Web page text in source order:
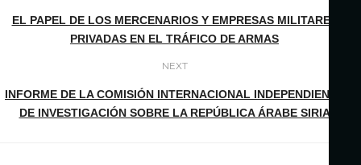
EL PAPEL DE LOS MERCENARIOS Y EMPRESAS MILITARES
PRIVADAS EN EL TRÁFICO DE ARMAS
NEXT
INFORME DE LA COMISIÓN INTERNACIONAL INDEPENDIENTE
DE INVESTIGACIÓN SOBRE LA REPÚBLICA ÁRABE SIRIA